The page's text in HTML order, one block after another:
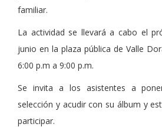
familiar.
La actividad se llevará a cabo el
junio en la plaza pública de Valle
6:00 p.m a 9:00 p.m.
Se invita a los asistentes a
selección y acudir con su álbum y
participar.